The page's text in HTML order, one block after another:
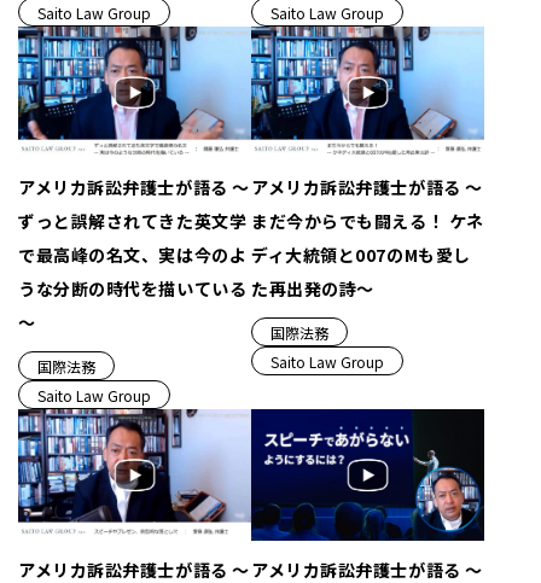
Saito Law Group
Saito Law Group
アメリカ訴訟弁護士が語る ～
ずっと誤解されてきた英文学
で最高峰の名文、実は今のよ
うな分断の時代を描いている
～
国際法務
Saito Law Group
アメリカ訴訟弁護士が語る ～
まだ今からでも闘える！ ケネ
ディ大統領と007のMも愛し
た再出発の詩～
国際法務
Saito Law Group
アメリカ訴訟弁護士が語る ～アメリカ訴訟弁護士が語る ～